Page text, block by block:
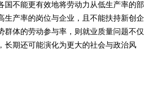
国不能更有效地将劳动力从低生产率的部
生产率的岗位与企业，且不能扶持新创企
群体的劳动参与率，则就业质量问题不仅
长期还可能演化为更大的社会与政治风